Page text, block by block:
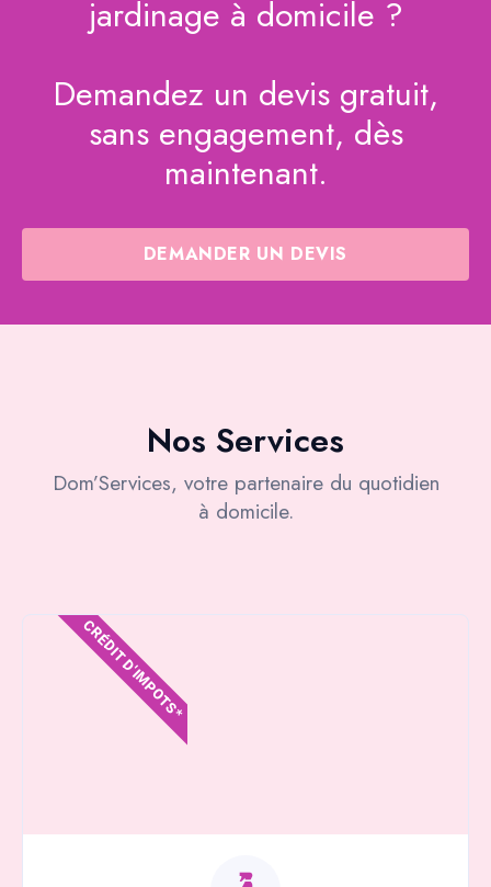
jardinage à domicile ?
Demandez un devis gratuit,
sans engagement, dès
maintenant.
DEMANDER UN DEVIS
Nos Services
Dom’Services, votre partenaire du quotidien
à domicile.
CRÉDIT D'IMPOTS*